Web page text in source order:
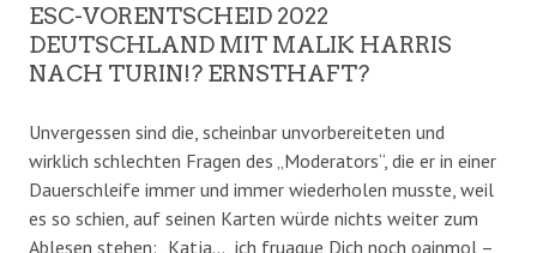
ESC-VORENTSCHEID 2022
DEUTSCHLAND MIT MALIK HARRIS
NACH TURIN!? ERNSTHAFT?
Unvergessen sind die, scheinbar unvorbereiteten und
wirklich schlechten Fragen des „Moderators“, die er in einer
Dauerschleife immer und immer wiederholen musste, weil
es so schien, auf seinen Karten würde nichts weiter zum
Ablesen stehen: „Katja…, ich fruague Dich noch oainmol –